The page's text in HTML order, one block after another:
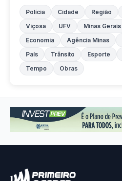
Polícia Cidade Região
Viçosa
UFV Minas Gerais
Economia
Agência Minas
País
Trânsito Esporte
Tempo
Obras